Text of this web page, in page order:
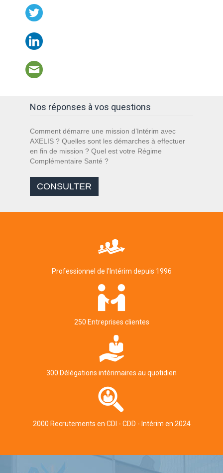
Nos réponses à vos questions
Comment démarre une mission d’Intérim avec
AXELIS ? Quelles sont les démarches à effectuer
en fin de mission ? Quel est votre Régime
Complémentaire Santé ?
CONSULTER
Professionnel de l'Intérim depuis 1996
250 Entreprises clientes
300 Délégations intérimaires au quotidien
2000 Recrutements en CDI - CDD - Intérim en 2024